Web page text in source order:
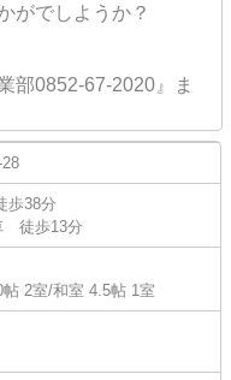
がでしようか？
部0852-67-2020』ま
歩38分
徒歩13分
2室/和室 4.5帖 1室